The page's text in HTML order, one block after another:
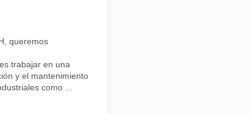
queremos
trabajar en una
y el mantenimiento
como ...